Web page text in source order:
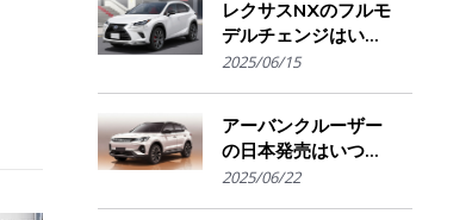
レクサスNXのフルモ
デルチェンジはい
つ？発売時期・デザ
2025/06/15
アーバンクルーザー
の日本発売はいつ？
国内導入の可能性と
2025/06/22